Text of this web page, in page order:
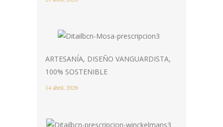
ARTESANÍA, DISEÑO VANGUARDISTA,
100% SOSTENIBLE
14 abril, 2026